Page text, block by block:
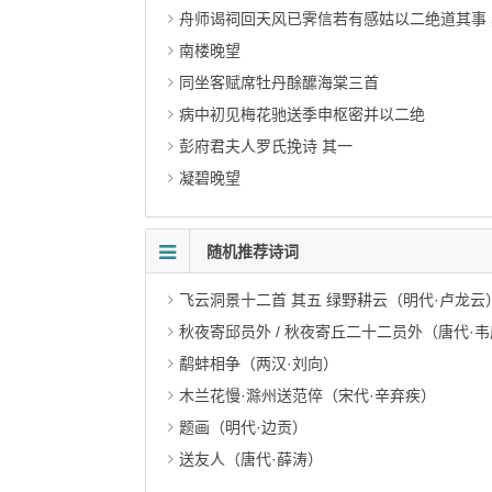
舟师谒祠回天风已霁信若有感姑以二绝道其事
南楼晚望
同坐客赋席牡丹酴醿海棠三首
病中初见梅花驰送季申枢密并以二绝
彭府君夫人罗氏挽诗 其一
凝碧晚望
随机推荐诗词
飞云洞景十二首 其五 绿野耕云（明代·卢龙云）
秋夜寄邱员外 / 秋夜寄丘二十二员外（唐代·韦
鹬蚌相争（两汉·刘向）
木兰花慢·滁州送范倅（宋代·辛弃疾）
题画（明代·边贡）
送友人（唐代·薛涛）